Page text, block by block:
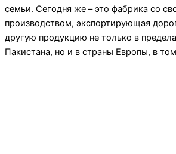
семьи. Сегодня же – это фабрика со
производством, экспортирующая
другую продукцию не только в
Пакистана, но и в страны Европы, в